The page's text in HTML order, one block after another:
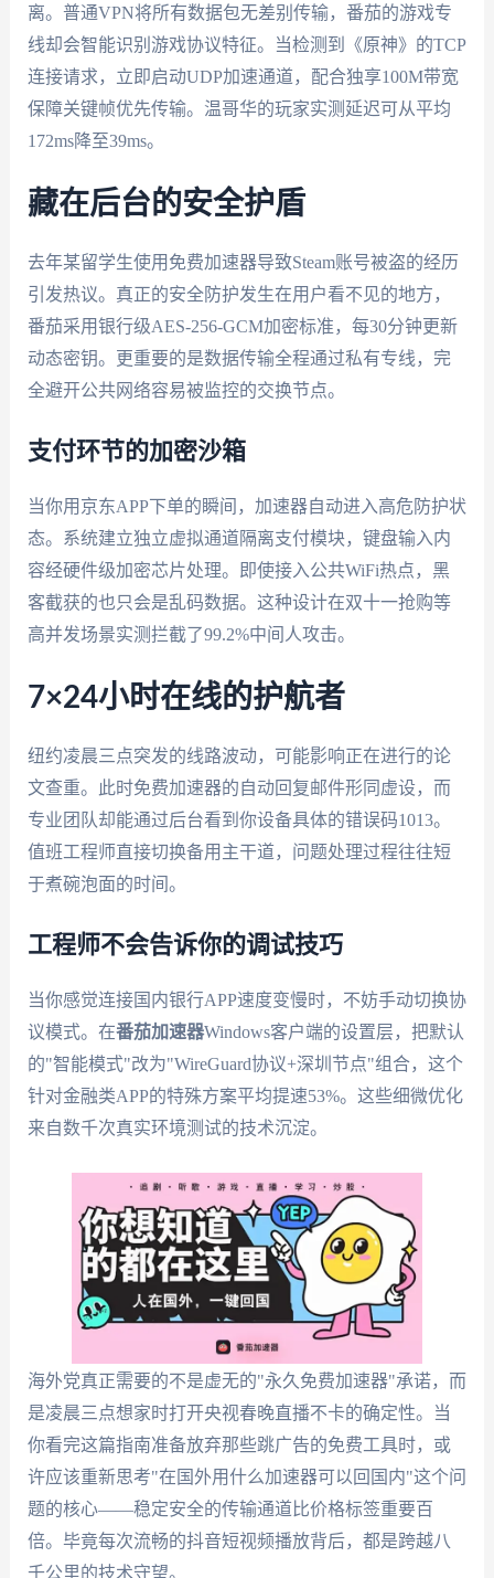
离。普通VPN将所有数据包无差别传输，番茄的游戏专
线却会智能识别游戏协议特征。当检测到《原神》的TCP
连接请求，立即启动UDP加速通道，配合独享100M带宽
保障关键帧优先传输。温哥华的玩家实测延迟可从平均
172ms降至39ms。
藏在后台的安全护盾
去年某留学生使用免费加速器导致Steam账号被盗的经历
引发热议。真正的安全防护发生在用户看不见的地方，
番茄采用银行级AES-256-GCM加密标准，每30分钟更新
动态密钥。更重要的是数据传输全程通过私有专线，完
全避开公共网络容易被监控的交换节点。
支付环节的加密沙箱
当你用京东APP下单的瞬间，加速器自动进入高危防护状
态。系统建立独立虚拟通道隔离支付模块，键盘输入内
容经硬件级加密芯片处理。即使接入公共WiFi热点，黑
客截获的也只会是乱码数据。这种设计在双十一抢购等
高并发场景实测拦截了99.2%中间人攻击。
7×24小时在线的护航者
纽约凌晨三点突发的线路波动，可能影响正在进行的论
文查重。此时免费加速器的自动回复邮件形同虚设，而
专业团队却能通过后台看到你设备具体的错误码1013。
值班工程师直接切换备用主干道，问题处理过程往往短
于煮碗泡面的时间。
工程师不会告诉你的调试技巧
当你感觉连接国内银行APP速度变慢时，不妨手动切换协
议模式。在番茄加速器Windows客户端的设置层，把默认
的"智能模式"改为"WireGuard协议+深圳节点"组合，这个
针对金融类APP的特殊方案平均提速53%。这些细微优化
来自数千次真实环境测试的技术沉淀。
海外党真正需要的不是虚无的"永久免费加速器"承诺，而
是凌晨三点想家时打开央视春晚直播不卡的确定性。当
你看完这篇指南准备放弃那些跳广告的免费工具时，或
许应该重新思考"在国外用什么加速器可以回国内"这个问
题的核心——稳定安全的传输通道比价格标签重要百
倍。毕竟每次流畅的抖音短视频播放背后，都是跨越八
千公里的技术守望。